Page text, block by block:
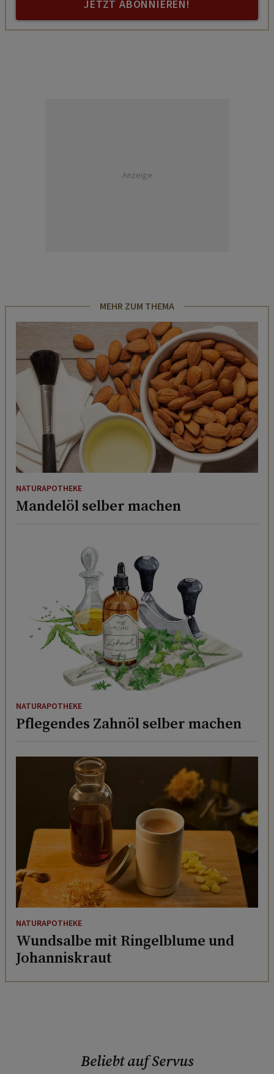
JETZT ABONNIEREN!
Anzeige
MEHR ZUM THEMA
NATURAPOTHEKE
Mandelöl selber machen
NATURAPOTHEKE
Pflegendes Zahnöl selber machen
NATURAPOTHEKE
Wundsalbe mit Ringelblume und
Johanniskraut
Beliebt auf Servus